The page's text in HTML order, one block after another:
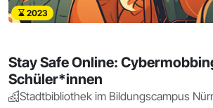
2023
Stay Safe Online:
Schüler*innen
Stadtbibliothek im Bildungscampus